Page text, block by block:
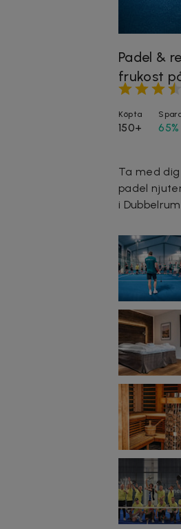
Padel &
frukost
Köpta
150+ 65%
Ta med
padel
i